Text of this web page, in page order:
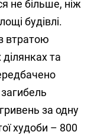
не більше, ніж
будівлі.
втратою
ділянках та
за одну
худоби – 800